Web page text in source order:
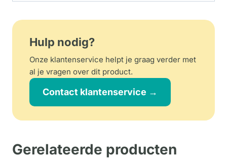
Hulp nodig?
Onze klantenservice helpt je graag verder met
al je vragen over dit product.
Contact klantenservice →
Gerelateerde producten